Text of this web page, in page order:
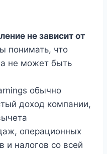
не зависит от
понимать, что
не может быть
обычно
доход компании,
операционных
и налогов со всей